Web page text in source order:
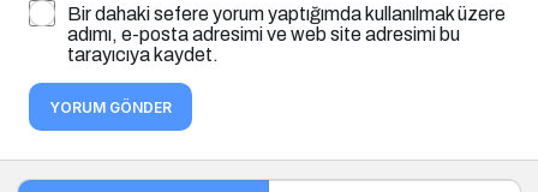
Bir dahaki sefere yorum yaptığımda kullanılmak üzere
adımı, e-posta adresimi ve web site adresimi bu
tarayıcıya kaydet.
YORUM GÖNDER